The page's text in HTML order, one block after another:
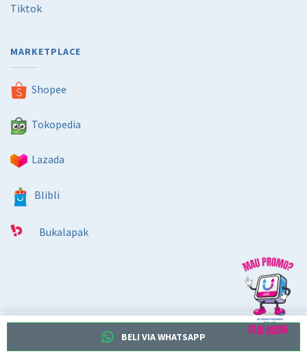
BELI VIA WHATSAPP
Tiktok
MARKETPLACE
Shopee
Tokopedia
Lazada
Blibli
Bukalapak
Copyright ©2026. Dibuat olehPT Wivi Digital Inovatif